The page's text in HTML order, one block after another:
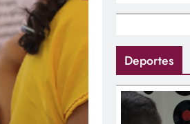
Deportes